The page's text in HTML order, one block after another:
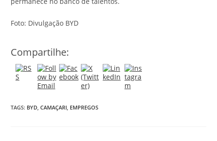
Foto: Divulgação BYD
Compartilhe:
TAGS: BYD, CAMAÇARI, EMPREGOS